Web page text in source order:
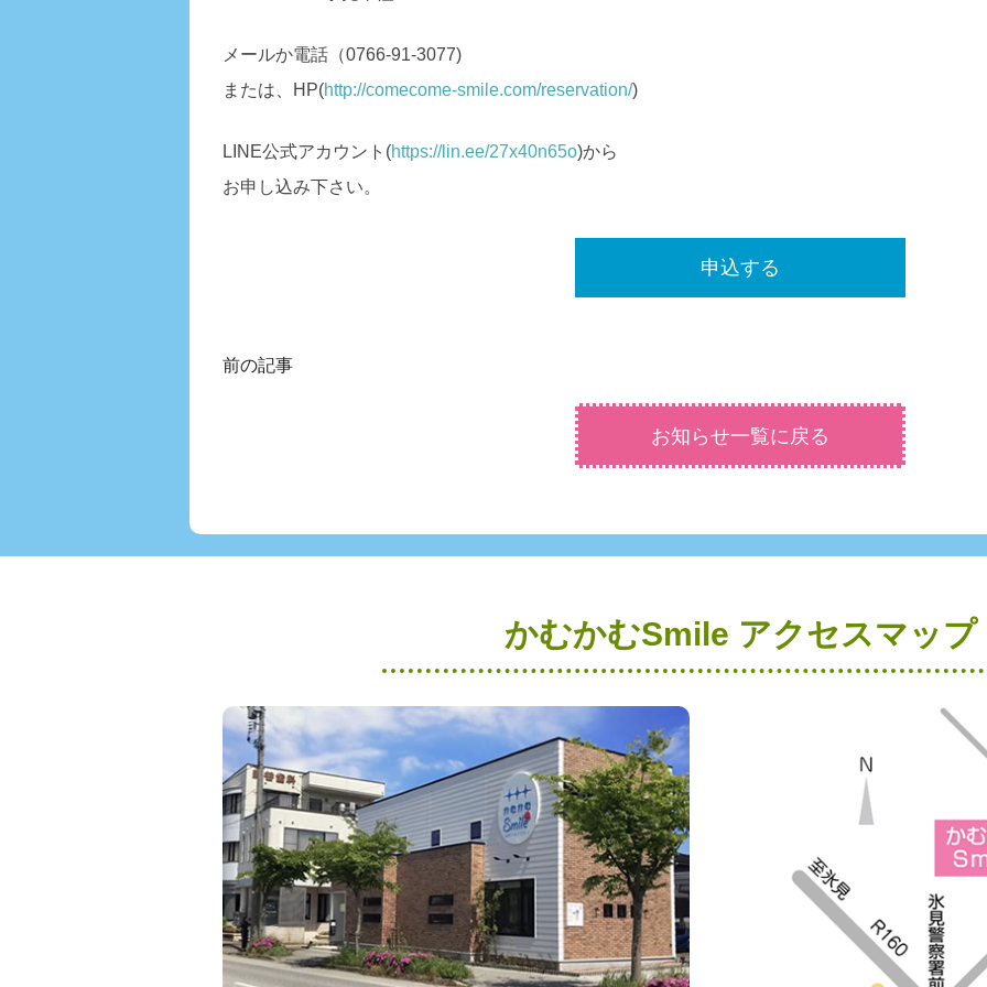
メールか電話（0766-91-3077)
または、HP(http://comecome-smile.com/reservation/)
LINE公式アカウント(https://lin.ee/27x40n65o)から
お申し込み下さい。
申込する
前の記事
お知らせ一覧に戻る
かむかむSmile アクセスマップ